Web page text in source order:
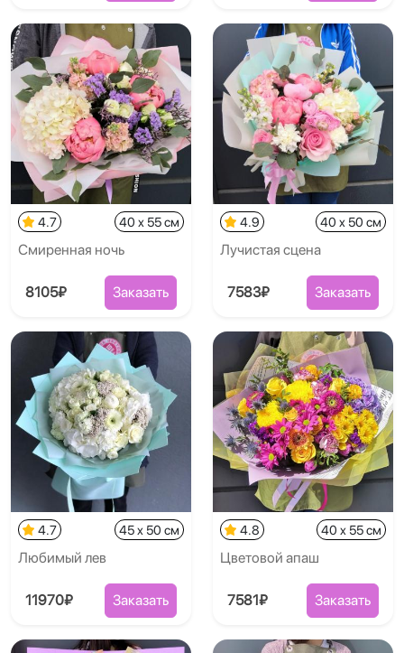
4.7 40 x 55 см
Смиренная ночь
8105₽ Заказать
4.9 40 x 50 см
Лучистая сцена
7583₽ Заказать
4.7 45 x 50 см
Любимый лев
11970₽ Заказать
4.8 40 x 55 см
Цветовой апаш
7581₽ Заказать